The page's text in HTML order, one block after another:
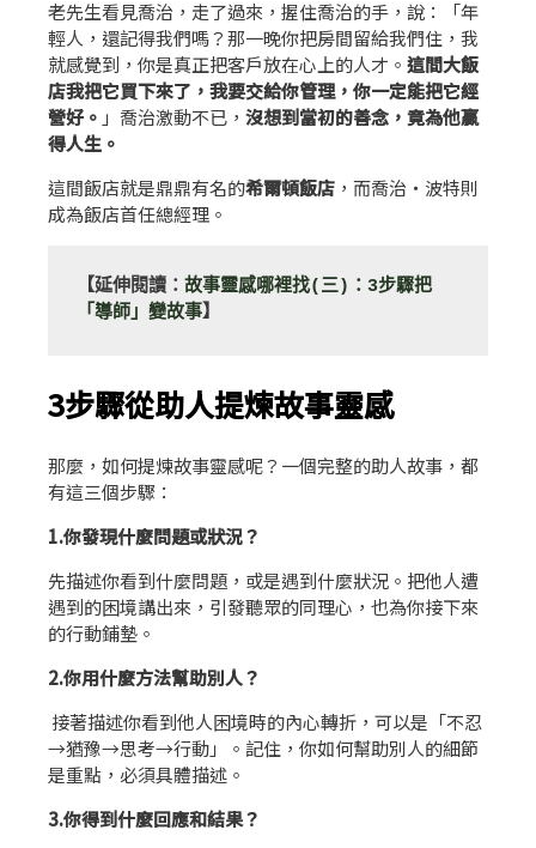
老先生看見喬治，走了過來，握住喬治的手，說：「年
輕人，還記得我們嗎？那一晚你把房間留給我們住，我
就感覺到，你是真正把客戶放在心上的人才。 這間大飯
店我把它買下來了，我要交給你管理，你一定能把它經
營好。 」喬治激動不已， 沒想到當初的善念，竟為他贏
得人生。
這間飯店就是鼎鼎有名的希爾頓飯店 ，而喬治‧波特則
成為飯店首任總經理。
【延伸閱讀： 故事靈感哪裡找(三)：3步驟把
「導師」變故事】
3步驟從助人提煉故事靈感
那麼，如何提煉故事靈感呢？一個完整的助人故事，都
有這三個步驟：
1.你發現什麼問題或狀況？
先描述你看到什麼問題，或是遇到什麼狀況。把他人遭
遇到的困境講出來，引發聽眾的同理心，也為你接下來
的行動鋪墊。
2.你用什麼方法幫助別人？
接著描述你看到他人困境時的內心轉折，可以是「不忍
→猶豫→思考→行動」。記住，你如何幫助別人的細節
是重點，必須具體描述。
3.你得到什麼回應和結果？